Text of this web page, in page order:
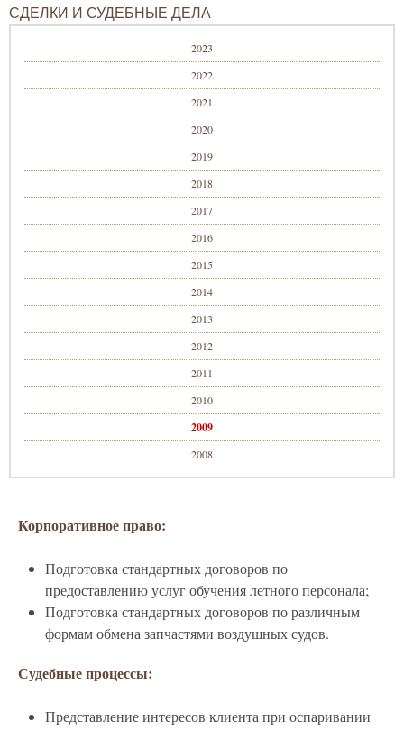
СДЕЛКИ И СУДЕБНЫЕ ДЕЛА
2023
2022
2021
2020
2019
2018
2017
2016
2015
2014
2013
2012
2011
2010
2009
2008
Корпоративное право:
Подготовка стандартных договоров по
предоставлению услуг обучения летного персонала;
Подготовка стандартных договоров по различным
формам обмена запчастями воздушных судов.
Судебные процессы:
Представление интересов клиента при оспаривании